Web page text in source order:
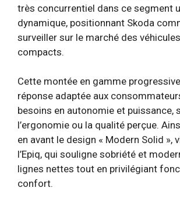
très concurrentiel dans ce segment
dynamique, positionnant Skoda
surveiller sur le marché des
compacts.
Cette montée en gamme
réponse adaptée aux
besoins en autonomie et puissance,
l’ergonomie ou la qualité perçue.
en avant le design « Modern Solid »,
l’Epiq, qui souligne sobriété et
lignes nettes tout en privilégiant
confort.